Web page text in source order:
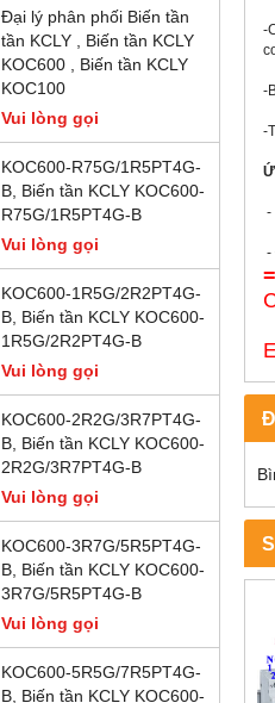
Đại lý phân phối Biến tần
tần KCLY , Biến tần KCLY
KOC600 , Biến tần KCLY
KOC100
Vui lòng gọi
KOC600-R75G/1R5PT4G-
B, Biến tần KCLY KOC600-
R75G/1R5PT4G-B
Vui lòng gọi
KOC600-1R5G/2R2PT4G-
B, Biến tần KCLY KOC600-
1R5G/2R2PT4G-B
Vui lòng gọi
KOC600-2R2G/3R7PT4G-
B, Biến tần KCLY KOC600-
2R2G/3R7PT4G-B
Vui lòng gọi
KOC600-3R7G/5R5PT4G-
B, Biến tần KCLY KOC600-
3R7G/5R5PT4G-B
Vui lòng gọi
KOC600-5R5G/7R5PT4G-
B, Biến tần KCLY KOC600-
-
-
-
-
-